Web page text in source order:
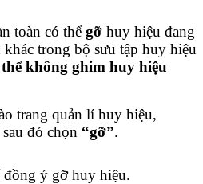
toàn có thểgỡ huy hiệu đang
trong bộ sưu tập huy hiệu
thể không ghim huy hiệu
trang quản lí huy hiệu,
sau đó chọn “gỡ”.
đồng ý gỡ huy hiệu.